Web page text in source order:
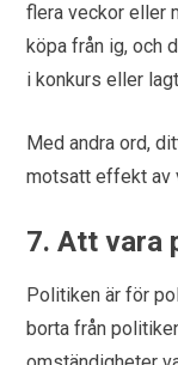
flera veckor eller
köpa från ig, och
i konkurs eller
Med andra ord,
motsatt effekt av
7. Att vara
Politiken är för
borta från